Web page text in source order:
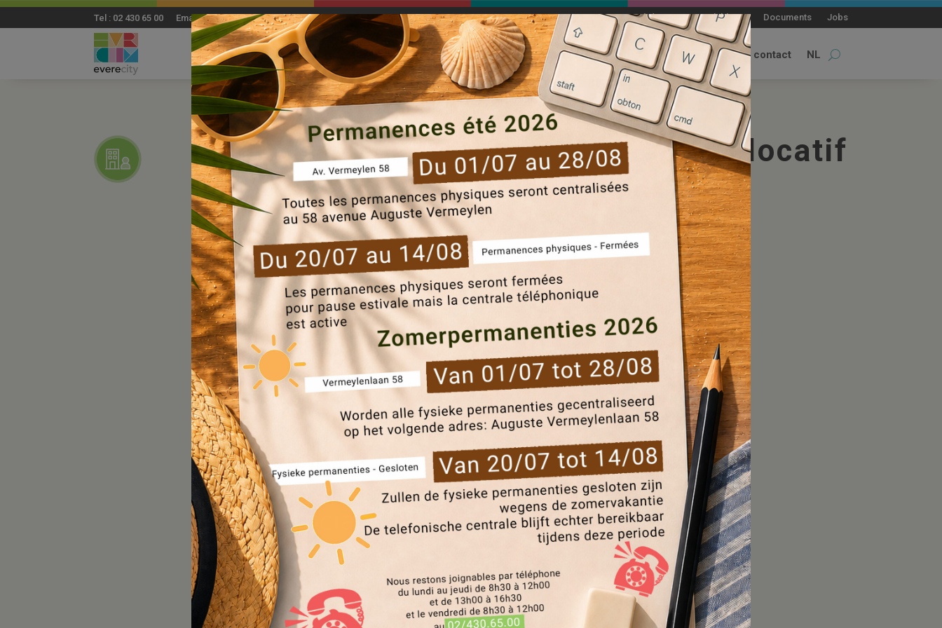
Tel : 02 430 65 00 Email: everecity@everecity.brussels Communiqué de presse Blablacity Documents Jobs
everecity candidats locataires actualités permanences contact NL
Le pôle locatif
modal-check